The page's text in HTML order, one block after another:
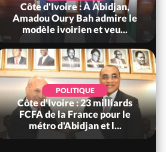
Côte d'Ivoire : Violences
tragiques à Kossandji (Mé)
ayant fait 03 morts, A...
SOCIÉTÉ
Côte d'Ivoire : « On ne veut
pas mourir chez nous », crient
des habitants d...